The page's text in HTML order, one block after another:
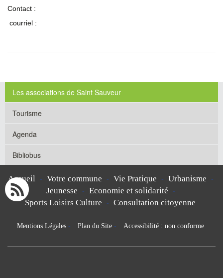
Contact :
courriel :
Les associations de Saint Sauveur
Tourisme
Agenda
Bibliobus
Accueil - Votre commune - Vie Pratique - Urbanisme -
Jeunesse - Economie et solidarité -
Sports Loisirs Culture - Consultation citoyenne
Mentions Légales- Plan du Site- Accessibilité : non conforme